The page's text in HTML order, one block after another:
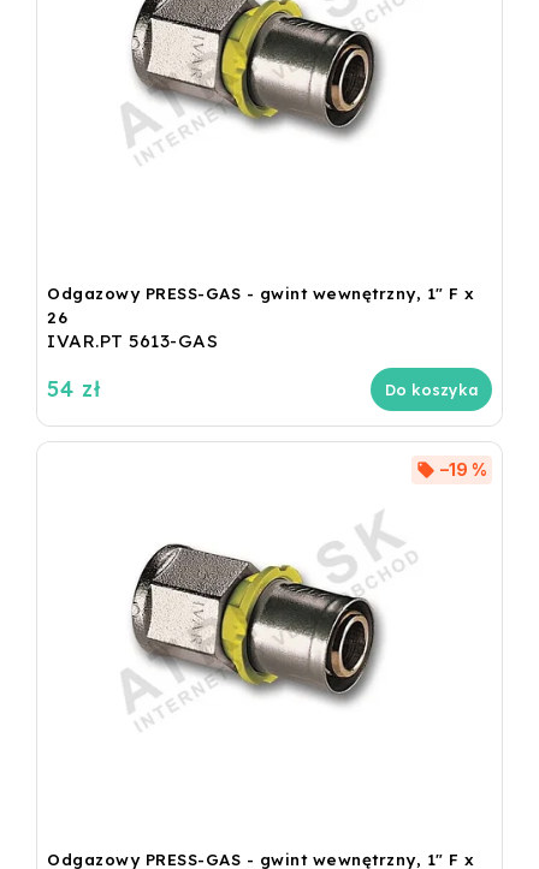
Odgazowy PRESS-GAS - gwint wewnętrzny, 1" F x
26
IVAR.PT 5613-GAS
54 zł Do koszyka
Odgazowy PRESS-GAS - gwint wewnętrzny, 1" F x
–19 %